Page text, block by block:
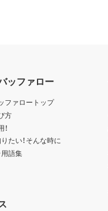
ッファロー
ファロートップ
方
りたい！そんな時に
用語集